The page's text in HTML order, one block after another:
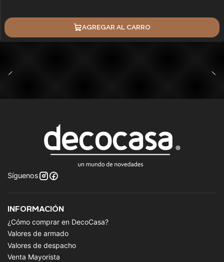
AGREGAR AL CARRO
Síguenos
INFORMACIÓN
¿Cómo comprar en DecoCasa?
Valores de armado
Valores de despacho
Venta Mayorista